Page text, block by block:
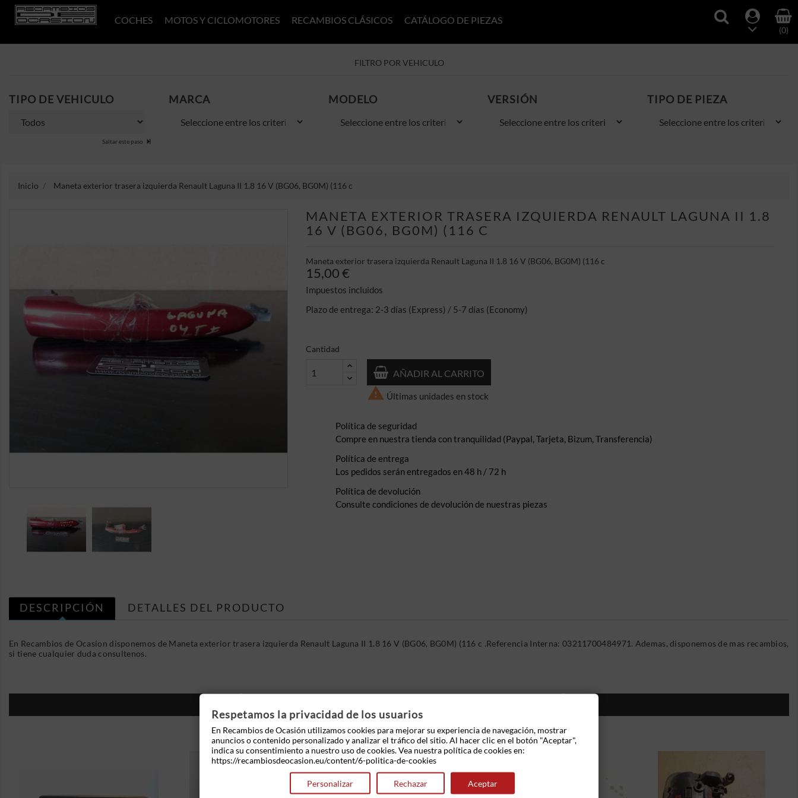
COCHES MOTOS Y CICLOMOTORES RECAMBIOS CLÁSICOS CATÁLOGO DE PIEZAS
(0)
FILTRO POR VEHICULO
TIPO DE VEHICULO
Saltar este paso
MARCA MODELO VERSIÓN TIPO DE PIEZA
Inicio Maneta exterior trasera izquierda Renault Laguna II 1.8 16 V (BG06, BG0M) (116 c
MANETA EXTERIOR TRASERA IZQUIERDA RENAULT LAGUNA II 1.8
16 V (BG06, BG0M) (116 C
Maneta exterior trasera izquierda Renault Laguna II 1.8 16 V (BG06, BG0M) (116 c
15,00 €
Impuestos incluidos
Plazo de entrega: 2-3 días (Express) / 5-7 días (Economy)
Cantidad
AÑADIR AL CARRITO
 Últimas unidades en stock
Política de seguridad
Compre en nuestra tienda con tranquilidad (Paypal, Tarjeta, Bizum, Transferencia)
Política de entrega
Los pedidos serán entregados en 48 h / 72 h
Política de devolución
Consulte condiciones de devolución de nuestras piezas
DESCRIPCIÓN DETALLES DEL PRODUCTO
En Recambios de Ocasion disponemos de Maneta exterior trasera izquierda Renault Laguna II 1.8 16 V (BG06, BG0M) (116 c .Referencia Interna: 03211700484971. Ademas, disponemos de mas recambios,
si tiene cualquier duda consultenos.
Respetamos la privacidad de los usuarios
En Recambios de Ocasión utilizamos cookies para mejorar su experiencia de navegación, mostrar
anuncios o contenido personalizado y analizar el tráfico del sitio. Al hacer clic en el botón "Aceptar",
indica su consentimiento a nuestro uso de cookies. Vea nuestra política de cookies en:
https://recambiosdeocasion.eu/content/6-politica-de-cookies
Personalizar Rechazar Aceptar